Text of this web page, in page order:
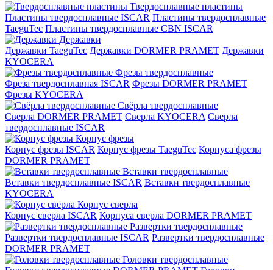
Твердосплавные пластины
Пластины твердосплавные ISCAR Пластины твердосплавные
TaeguTec Пластины твердосплавные CBN ISCAR
Державки
Державки TaeguTec Державки DORMER PRAMET Державки
KYOCERA
Фрезы твердосплавные
Фреза твердосплавная ISCAR Фрезы DORMER PRAMET
Фрезы KYOCERA
Свёрла твердосплавные
Сверла DORMER PRAMET Сверла KYOCERA Сверла
твердосплавные ISCAR
Корпус фрезы
Корпус фрезы ISCAR Корпус фрезы TaeguTec Корпуса фрезы
DORMER PRAMET
Вставки твердосплавные
Вставки твердосплавные ISCAR Вставки твердосплавные
KYOCERA
Корпус сверла
Корпус сверла ISCAR Корпуса сверла DORMER PRAMET
Развертки твердосплавные
Развертки твердосплавные ISCAR Развертки твердосплавные
DORMER PRAMET
Головки твердосплавные